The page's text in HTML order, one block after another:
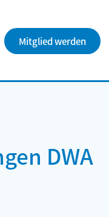
Mitglied werden
DWA